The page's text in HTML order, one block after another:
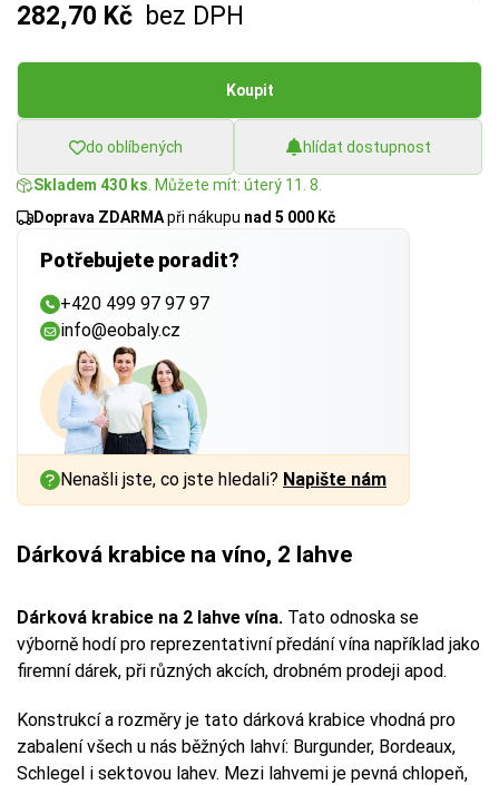
282,70 Kč bez DPH
Koupit
do oblíbených hlídat dostupnost
Skladem 430 ks . Můžete mít: úterý 11. 8.
Doprava ZDARMApři nákupu nad 5 000 Kč
Potřebujete poradit?
+420 499 97 97 97
info@eobaly.cz
Nenašli jste, co jste hledali? Napište nám
Dárková krabice na víno, 2 lahve
Dárková krabice na 2 lahve vína. Tato odnoska se
výborně hodí pro reprezentativní předání vína například jako
firemní dárek, při různých akcích, drobném prodeji apod.
Konstrukcí a rozměry je tato dárková krabice vhodná pro
zabalení všech u nás běžných lahví: Burgunder, Bordeaux,
Schlegel i sektovou lahev. Mezi lahvemi je pevná chlopeň,